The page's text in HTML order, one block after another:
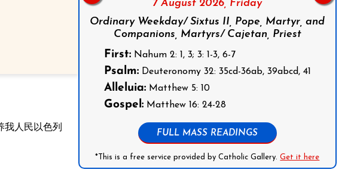
我人民以色列
7 August 2026, Friday
Ordinary Weekday/ Sixtus II, Pope, Martyr, and
Companions, Martyrs/ Cajetan, Priest
First:Nahum 2: 1, 3; 3: 1-3, 6-7
Psalm:Deuteronomy 32: 35cd-36ab, 39abcd, 41
Alleluia:Matthew 5: 10
Gospel:Matthew 16: 24-28
FULL MASS READINGS
*This is a free service provided by Catholic Gallery.Get it here